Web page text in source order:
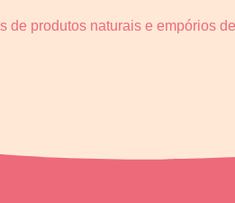
produtos naturais e empórios